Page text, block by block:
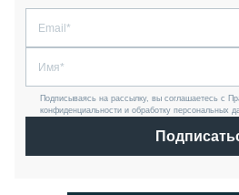
Подписываясь на рассылку, вы соглашаетесь с
конфиденциальности и обработку персональных